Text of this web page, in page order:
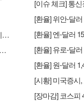
[버핏 리포트] 카카오, 2Q 영업이익 2770억 '기대치 상회'…AI 수익화 시간 필요 - 하나
체 줄고 수혜는 커진다…미국 규제가 새 기회
[환율] 위안-달
[환율] 엔-달러
[환율] 유로-달
[환율] 원-달러
[시황] 미국증시
[장마감] 코스피